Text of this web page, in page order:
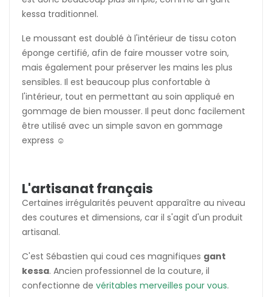
kessa traditionnel.
Le moussant est doublé à l'intérieur de tissu coton
éponge certifié, afin de faire mousser votre soin,
mais également pour préserver les mains les plus
sensibles. Il est beaucoup plus confortable à
l'intérieur, tout en permettant au soin appliqué en
gommage de bien mousser. Il peut donc facilement
être utilisé avec un simple savon en gommage
express ☺️
L'artisanat français
Certaines irrégularités peuvent apparaître au niveau
des coutures et dimensions, car il s'agit d'un produit
artisanal.
C'est Sébastien qui coud ces magnifiques gant
kessa. Ancien professionnel de la couture, il
confectionne de véritables merveilles pour vous.